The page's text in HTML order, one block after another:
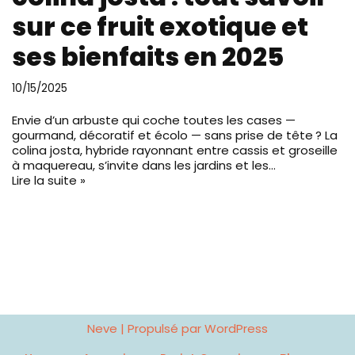
sur ce fruit exotique et
ses bienfaits en 2025
10/15/2025
Envie d’un arbuste qui coche toutes les cases —
gourmand, décoratif et écolo — sans prise de tête ? La
colina josta, hybride rayonnant entre cassis et groseille
à maquereau, s’invite dans les jardins et les…
Lire la suite »
Neve | Propulsé parWordPress